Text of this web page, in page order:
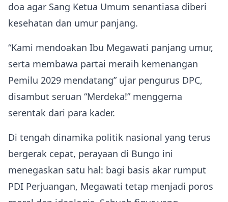
doa agar Sang Ketua Umum senantiasa diberi
kesehatan dan umur panjang.
“Kami mendoakan Ibu Megawati panjang umur,
serta membawa partai meraih kemenangan
Pemilu 2029 mendatang” ujar pengurus DPC,
disambut seruan “Merdeka!” menggema
serentak dari para kader.
Di tengah dinamika politik nasional yang terus
bergerak cepat, perayaan di Bungo ini
menegaskan satu hal: bagi basis akar rumput
PDI Perjuangan, Megawati tetap menjadi poros